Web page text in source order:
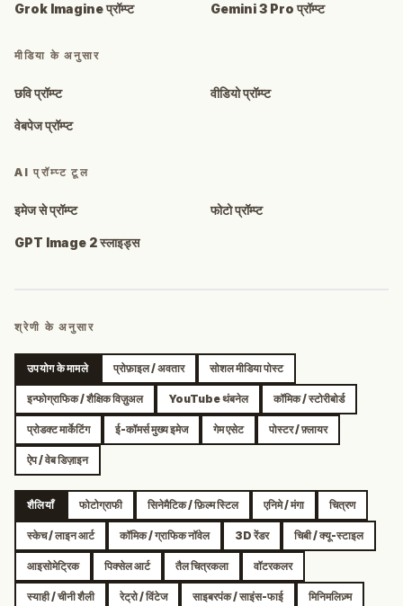
Grok Imagine प्रॉम्प्ट Gemini 3 Pro प्रॉम्प्ट
मीडिया के अनुसार
छवि प्रॉम्प्ट वीडियो प्रॉम्प्ट
वेबपेज प्रॉम्प्ट
AI प्रॉम्प्ट टूल
इमेज से प्रॉम्प्ट फोटो प्रॉम्प्ट
GPT Image 2 स्लाइड्स
श्रेणी के अनुसार
उपयोग के मामले प्रोफ़ाइल / अवतार सोशल मीडिया पोस्ट
इन्फोग्राफिक / शैक्षिक विज़ुअल YouTube थंबनेल कॉमिक / स्टोरीबोर्ड
प्रोडक्ट मार्केटिंग ई-कॉमर्स मुख्य इमेज गेम एसेट पोस्टर / फ़्लायर
ऐप / वेब डिज़ाइन
शैलियाँ फोटोग्राफी सिनेमैटिक / फ़िल्म स्टिल एनिमे / मंगा चित्रण
स्केच / लाइन आर्ट कॉमिक / ग्राफिक नॉवेल 3D रेंडर चिबी / क्यू-स्टाइल
आइसोमेट्रिक पिक्सेल आर्ट तैल चित्रकला वॉटरकलर
स्याही / चीनी शैली रेट्रो / विंटेज साइबरपंक / साइंस-फाई मिनिमलिज़्म